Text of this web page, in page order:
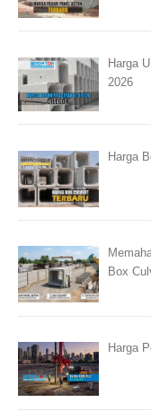
Harga
2026
Harga
Box
Harga